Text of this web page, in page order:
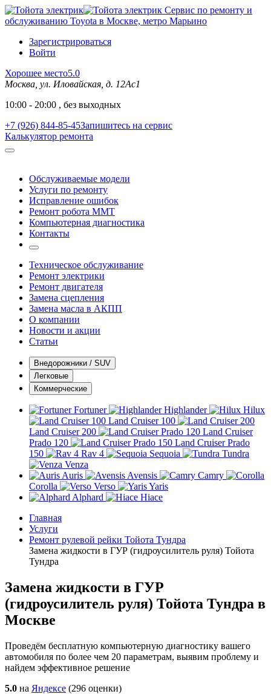
Сервис по ремонту и
обслуживанию Toyota в Москве, метро Марьино
Зарегистрироваться
Войти
Хорошее место5.0
Москва, ул. Иловайская, д. 12Ас1
10:00 - 20:00 , без выходных
+7 (926) 844-85-45Запишитесь на сервис
Калькулятор ремонта
Обслуживаемые модели
Услуги по ремонту
Исправление ошибок
Ремонт робота MMT
Компьютерная диагностика
Контакты
Техническое обслуживание
Ремонт электрики
Ремонт двигателя
Замена сцепления
Замена масла в АКПП
О компании
Новости и акции
Статьи
Внедорожники / SUV
Легковые
Коммерческие
Fortuner Highlander
Hilux
Land Cruiser 100
Land Cruiser 200
Land Cruiser
Prado 120
Land Cruiser Prado
150
Rav 4 Sequoia
Tundra
Venza
Auris
Avensis
Camry
Corolla
Verso
Yaris
Alphard
Hiace
Главная
Услуги
Ремонт рулевой рейки Тойота Тундра
Замена жидкости в ГУР (гидроусилитель руля) Тойота
Тундра
Замена жидкости в ГУР
(гидроусилитель руля) Тойота Тундра в
Москве
Проведём бесплатную компьютерную диагностику вашего
автомобиля по более чем 20 параметрам, выявим проблему и
найдем эффективное решение
5.0 на Яндексе (296 оценки)